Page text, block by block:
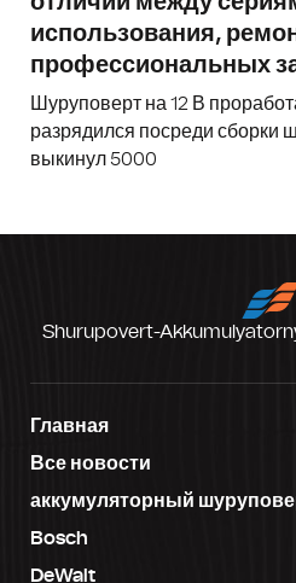
использования,
профессиональных
Шуруповерт на 12 В
разрядился посреди сборки
выкинул 5000
Shurupovert-
Главная
Все новости
аккумуляторный
Bosch
DeWalt